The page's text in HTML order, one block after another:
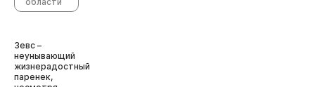
Зевс –
неунывающий
жизнерадостный
паренек,